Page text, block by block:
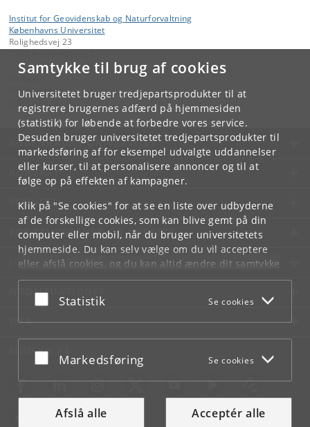
Samtykke til brug af cookies
Universitetet bruger tredjepartsprodukter til at
registrere brugernes adfærd på hjemmesiden
(statistik) for løbende at forbedre vores service.
Desuden bruger universitetet tredjepartsprodukter til
markedsføring af for eksempel udvalgte uddannelser
eller kurser, til at personalisere annoncer og til at
følge op på effekten af kampagner.
Klik på "Se cookies" for at se en liste over udbyderne
af de forskellige cookies, som kan blive gemt på din
computer eller mobil, når du bruger universitetets
hjemmeside. Du kan selv vælge om du vil acceptere
eller afslå cookies, og du kan altid ændre dit samtykke
underCookie- og privatlivspolitiksom du finder i
bunden af hver side.
Acceptér eller afslå
Statistik Se cookies
Acceptér eller afslå
Markedsføring Se cookies
Afslå alle Acceptér alle
Institut for Geovidenskab og Naturforvaltning
Københavns Universitet
Rolighedsvej 23
Videntjenesten
KØBENHAVNS UNIVERSITET
KONTAKT
SERVICES
FOR STUDERENDE OG ANSATTE
JOB OG KARRIERE
NØDSITUATIONER
WEB
MØD KU PÅ